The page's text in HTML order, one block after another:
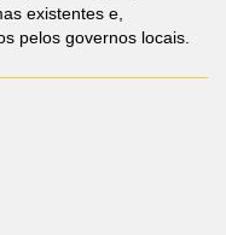
existentes e,
pelos governos locais.